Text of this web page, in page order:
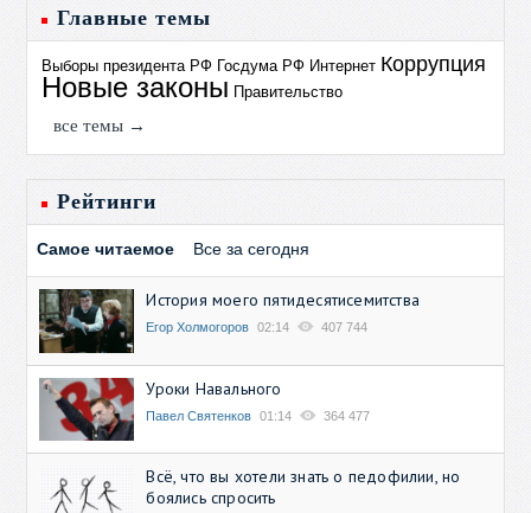
Главные темы
Выборы президента РФ Госдума РФ Интернет Коррупция
Новые законы Правительство
все темы →
Рейтинги
Самое читаемое Все за сегодня
История моего пятидесятисемитства
Егор Холмогоров 02:14 407 744
Уроки Навального
Павел Святенков 01:14 364 477
Всё, что вы хотели знать о педофилии, но
боялись спросить